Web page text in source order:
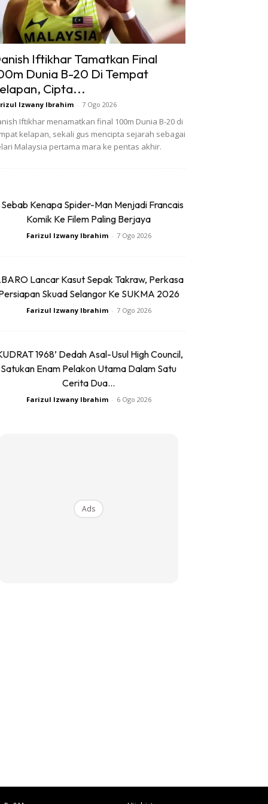
Iftikhar Tamatkan Final
Dunia B-20 Di Tempat
Cipta...
Izwany Ibrahim - 7 Ogo 2026
Iftikhar menamatkan final 100m Dunia B-20 di
kelapan, sekali gus mencipta sejarah sebagai
Malaysia pertama mara ke pentas akhir.
Kenapa Spider-Man Menjadi Francais
Komik Ke Filem Paling Berjaya
Farizul Izwany Ibrahim - 7 Ogo 2026
Lancar Kasut Sepak Takraw, Perkasa
Skuad Selangor Ke SUKMA 2026
Farizul Izwany Ibrahim - 7 Ogo 2026
1968’ Dedah Asal-Usul High Council,
Satukan Enam Pelakon Utama Dalam Satu
Cerita Dua...
Farizul Izwany Ibrahim - 6 Ogo 2026
Ads